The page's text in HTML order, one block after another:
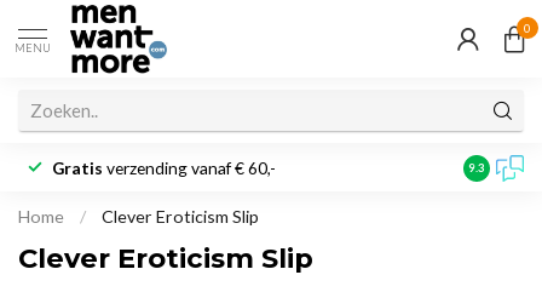
MENU
0
Gratis verzending vanaf € 60,- 9.3
Home / Clever Eroticism Slip
Clever Eroticism Slip